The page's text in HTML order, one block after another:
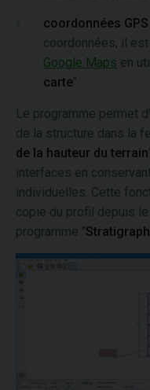
coordonnées GPS
coordonnées, il
Google Maps en
carte".
Le programme permet
de la structure dans la
de la hauteur du terrain
interfaces en
individuelles. Cette
copie du profil depuis
programme "